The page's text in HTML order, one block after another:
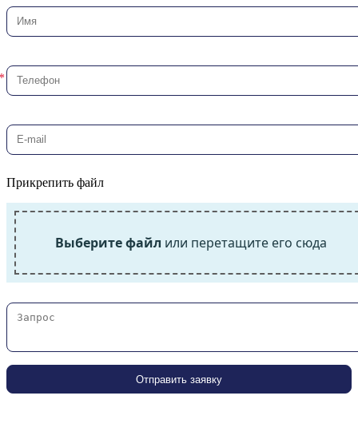
Прикрепить файл
Выберите файл или перетащите его сюда